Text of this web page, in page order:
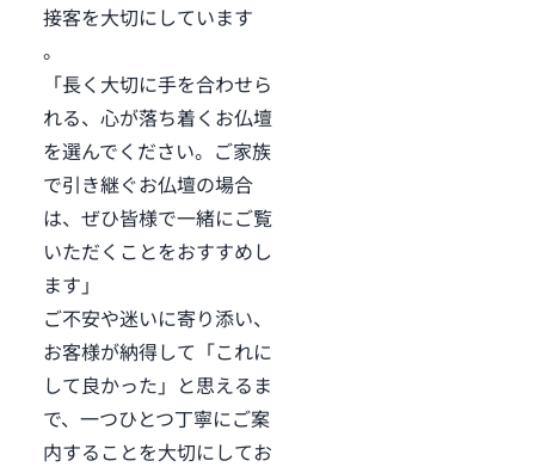
接客を大切にしています
。
「長く大切に手を合わせら
れる、心が落ち着くお仏壇
を選んでください。ご家族
で引き継ぐお仏壇の場合
は、ぜひ皆様で一緒にご覧
いただくことをおすすめし
ます」
ご不安や迷いに寄り添い、
お客様が納得して「これに
して良かった」と思えるま
で、一つひとつ丁寧にご案
内することを大切にしてお